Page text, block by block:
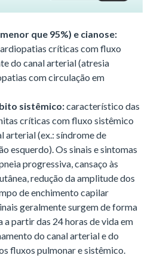
que 95%) e cianose:
críticas com fluxo
do canal arterial (atresia
com circulação em
sistêmico:característico das
críticas com fluxo sistêmico
arterial (ex.: síndrome de
esquerdo). Os sinais e sintomas
progressiva, cansaço às
redução da amplitude dos
de enchimento capilar
geralmente surgem de forma
a partir das 24 horas de vida em
do canal arterial e do
fluxos pulmonar e sistêmico.